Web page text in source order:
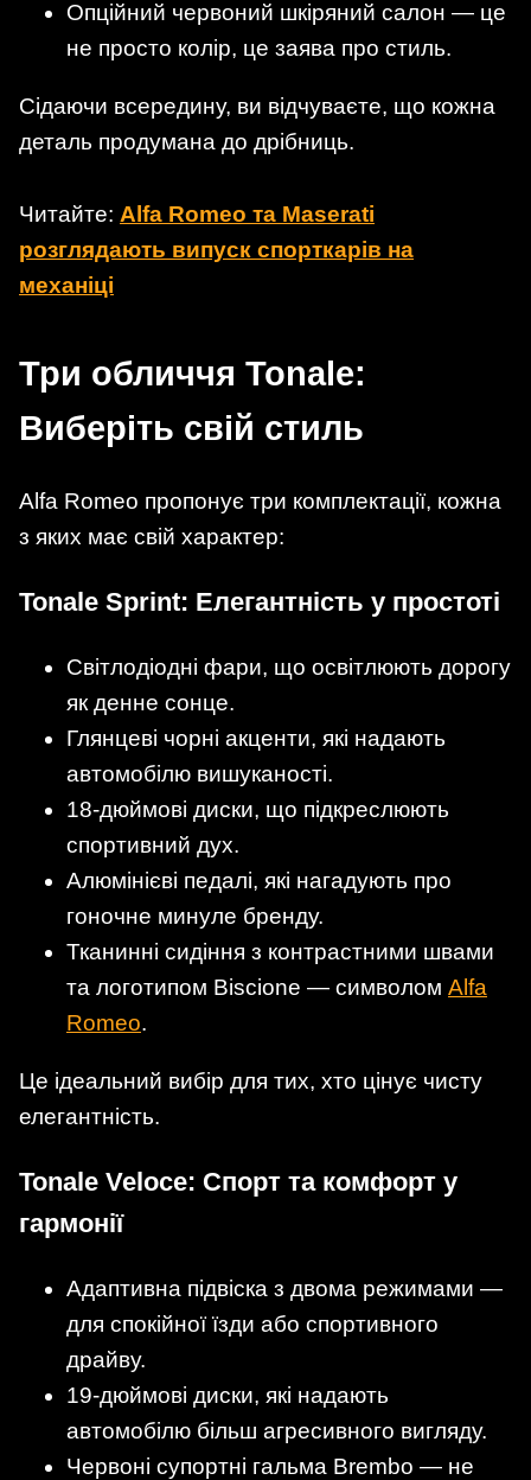
Опційний червоний шкіряний салон — це
не просто колір, це заява про стиль.
Сідаючи всередину, ви відчуваєте, що кожна
деталь продумана до дрібниць.
Читайте: Alfa Romeo та Maserati
розглядають випуск спорткарів на
механіці
Три обличчя Tonale:
Виберіть свій стиль
Alfa Romeo пропонує три комплектації, кожна
з яких має свій характер:
Tonale Sprint: Елегантність у простоті
Світлодіодні фари, що освітлюють дорогу
як денне сонце.
Глянцеві чорні акценти, які надають
автомобілю вишуканості.
18-дюймові диски, що підкреслюють
спортивний дух.
Алюмінієві педалі, які нагадують про
гоночне минуле бренду.
Тканинні сидіння з контрастними швами
та логотипом Biscione — символом Alfa
Romeo.
Це ідеальний вибір для тих, хто цінує чисту
елегантність.
Tonale Veloce: Спорт та комфорт у
гармонії
Адаптивна підвіска з двома режимами —
для спокійної їзди або спортивного
драйву.
19-дюймові диски, які надають
автомобілю більш агресивного вигляду.
Червоні супортні гальма Brembo — не